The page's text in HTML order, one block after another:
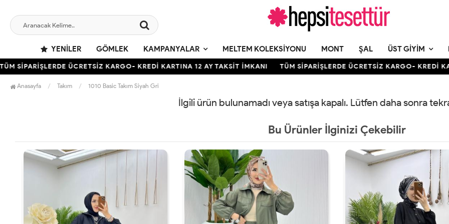
YENILER GÖMLEK KAMPANYALAR MELTEM KOLEKSIYONU MONT ŞAL ÜST GIYIM
SİPARİŞLERDE ÜCRETSİZ KARGO- KREDİ KARTINA 12 AY TAKSİT İMKANI TÜM SİPARİŞLERDE ÜCRETSİZ KARGO- KREDİ
Anasayfa Takım 1010 Basic Takım Siyah Gri
İlgili ürün bulunamadı veya satışa kapalı. Lütfen daha sonra
Bu Ürünler İlginizi Çekebilir